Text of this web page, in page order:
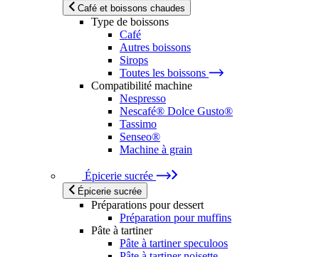
Café et boissons chaudes
Type de boissons
Café
Autres boissons
Sirops
Toutes les boissons
Compatibilité machine
Nespresso
Nescafé® Dolce Gusto®
Tassimo
Senseo®
Machine à grain
Épicerie sucrée
Épicerie sucrée
Préparations pour dessert
Préparation pour muffins
Pâte à tartiner
Pâte à tartiner speculoos